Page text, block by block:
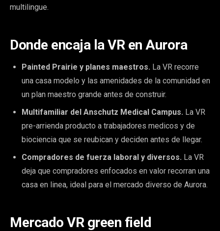
multilingue.
Donde encaja la VR en Aurora
Painted Prairie y planes maestros. La VR recorre
una casa modelo y las amenidades de la comunidad en
un plan maestro grande antes de construir.
Multifamiliar del Anschutz Medical Campus. La VR
pre-arrienda producto a trabajadores medicos y de
biociencia que se reubican y deciden antes de llegar.
Compradores de fuerza laboral y diversos. La VR
deja que compradores enfocados en valor recorran una
casa en linea, ideal para el mercado diverso de Aurora.
Mercado VR green field